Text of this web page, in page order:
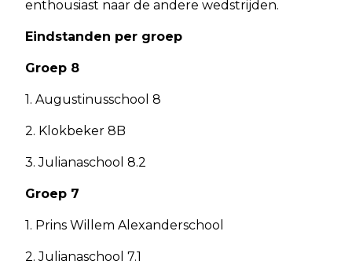
enthousiast naar de andere wedstrijden.
Eindstanden per groep
Groep 8
1. Augustinusschool 8
2. Klokbeker 8B
3. Julianaschool 8.2
Groep 7
1. Prins Willem Alexanderschool
2. Julianaschool 7.1